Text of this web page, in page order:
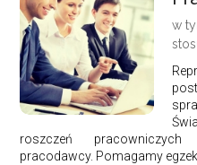
w
roszczeń
pracodawcy. Pomagamy